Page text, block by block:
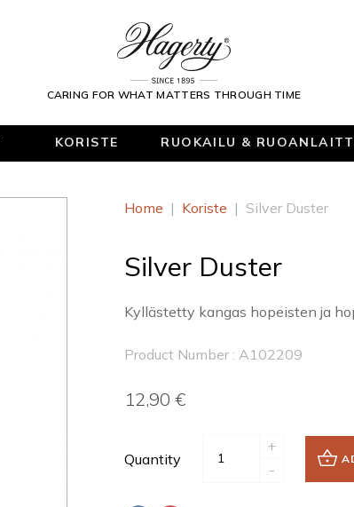
CARING FOR WHAT MATTERS THROUGH TIME
KORISTE RUOKAILU &
Home | Koriste | Silver Duster
Silver Duster
Kyllästetty kangas hopeisten ja
Product Number : A102209
12,90 €
Quantity
+
-